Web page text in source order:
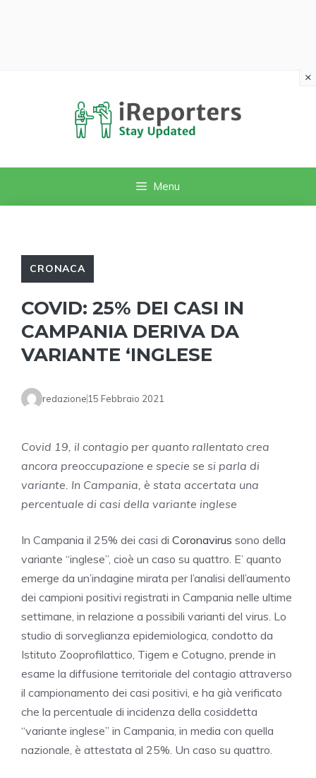
Menu
CRONACA
COVID: 25% DEI CASI IN
CAMPANIA DERIVA DA
VARIANTE ‘INGLESE
redazione 15 Febbraio 2021
Covid 19, il contagio per quanto rallentato crea
ancora preoccupazione e specie se si parla di
variante. In Campania, è stata accertata una
percentuale di casi della variante inglese
In Campania il 25% dei casi di Coronavirus sono della
variante “inglese”, cioè un caso su quattro. E’ quanto
emerge da un’indagine mirata per l’analisi dell’aumento
dei campioni positivi registrati in Campania nelle ultime
settimane, in relazione a possibili varianti del virus. Lo
studio di sorveglianza epidemiologica, condotto da
Istituto Zooprofilattico, Tigem e Cotugno, prende in
esame la diffusione territoriale del contagio attraverso
il campionamento dei casi positivi, e ha già verificato
che la percentuale di incidenza della cosiddetta
“variante inglese” in Campania, in media con quella
nazionale, è attestata al 25%. Un caso su quattro.
×